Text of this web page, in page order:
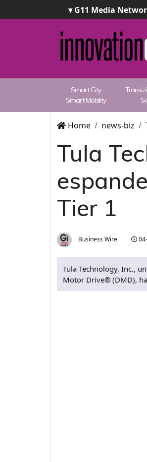
▾ G11 Media
Smart City
Smart Mobility
Home news-biz
Tula
Tier 1
Business Wire
Tula Technology, Inc.,
Motor Drive® (DMD),